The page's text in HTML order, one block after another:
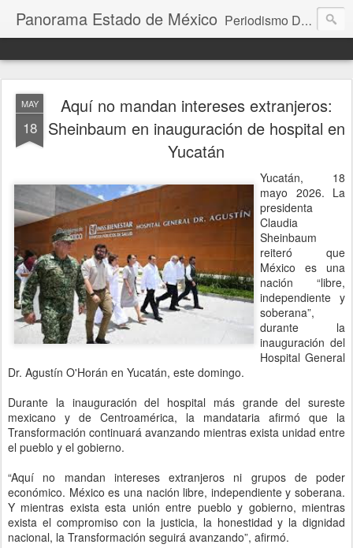
Panorama Estado de México Periodismo Digital
MAY
18
Aquí no mandan intereses extranjeros:
Sheinbaum en inauguración de hospital en
Yucatán
Yucatán, 18
mayo 2026. La
presidenta
Claudia
Sheinbaum
reiteró que
México es una
nación “libre,
independiente y
soberana”,
durante la
inauguración del
Hospital General
Dr. Agustín O'Horán en Yucatán, este domingo.
Durante la inauguración del hospital más grande del sureste
mexicano y de Centroamérica, la mandataria afirmó que la
Transformación continuará avanzando mientras exista unidad entre
el pueblo y el gobierno.
“Aquí no mandan intereses extranjeros ni grupos de poder
económico. México es una nación libre, independiente y soberana.
Y mientras exista esta unión entre pueblo y gobierno, mientras
exista el compromiso con la justicia, la honestidad y la dignidad
nacional, la Transformación seguirá avanzando”, afirmó.